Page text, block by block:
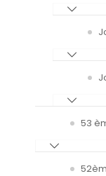
53